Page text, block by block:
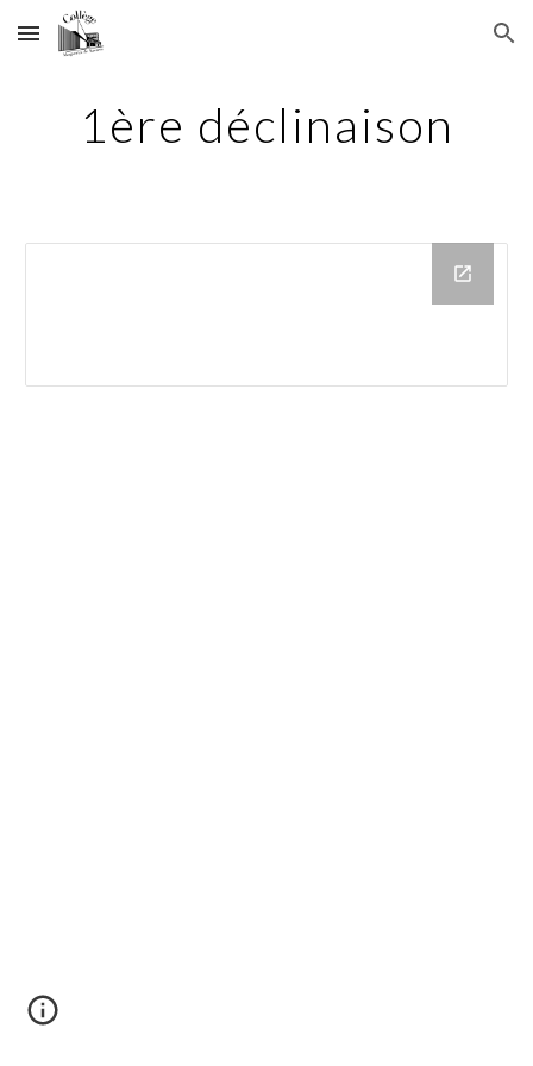
Skip to main content Skip to navigation
1ère déclinaison